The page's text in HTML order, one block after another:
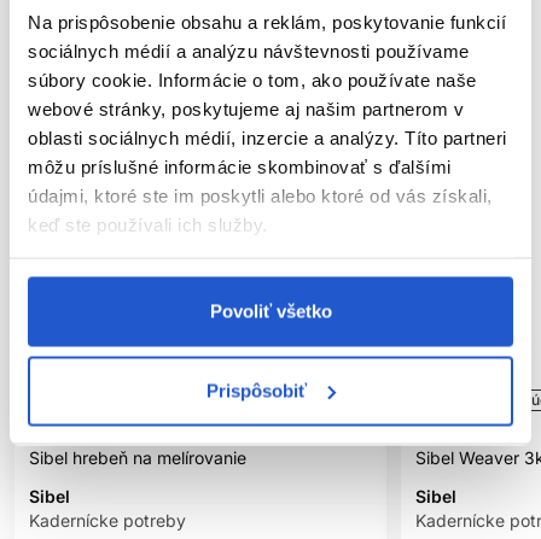
Na prispôsobenie obsahu a reklám, poskytovanie funkcií
sociálnych médií a analýzu návštevnosti používame
súbory cookie. Informácie o tom, ako používate naše
webové stránky, poskytujeme aj našim partnerom v
oblasti sociálnych médií, inzercie a analýzy. Títo partneri
môžu príslušné informácie skombinovať s ďalšími
údajmi, ktoré ste im poskytli alebo ktoré od vás získali,
keď ste používali ich služby.
Povoliť všetko
Prispôsobiť
Sibel hrebeň na melírovanie
Sibel
Kadernícke potreby
Oficiálna
Sibel Weaver
Sibel
Kadernícke